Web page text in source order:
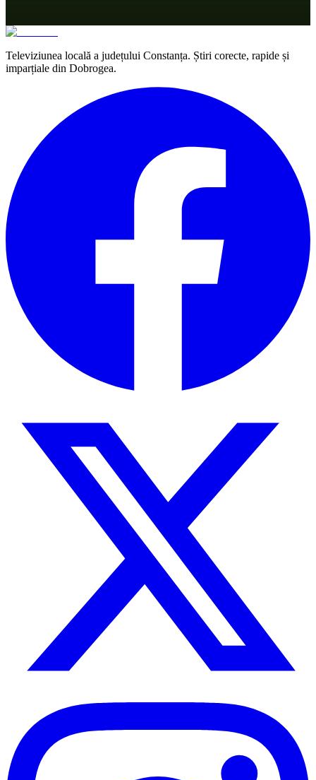
Televiziunea locală a județului Constanța. Știri corecte, rapide și
imparțiale din Dobrogea.